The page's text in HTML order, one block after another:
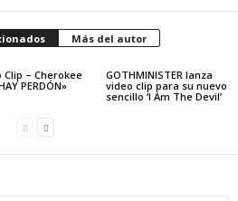
Más del autor
Clip – Cherokee
PERDÓN»
GOTHMINISTER lanza
video clip para su nuevo
sencillo ‘I Am The Devil’